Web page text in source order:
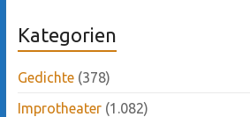
Kategorien
Gedichte(378)
Improtheater(1.082)